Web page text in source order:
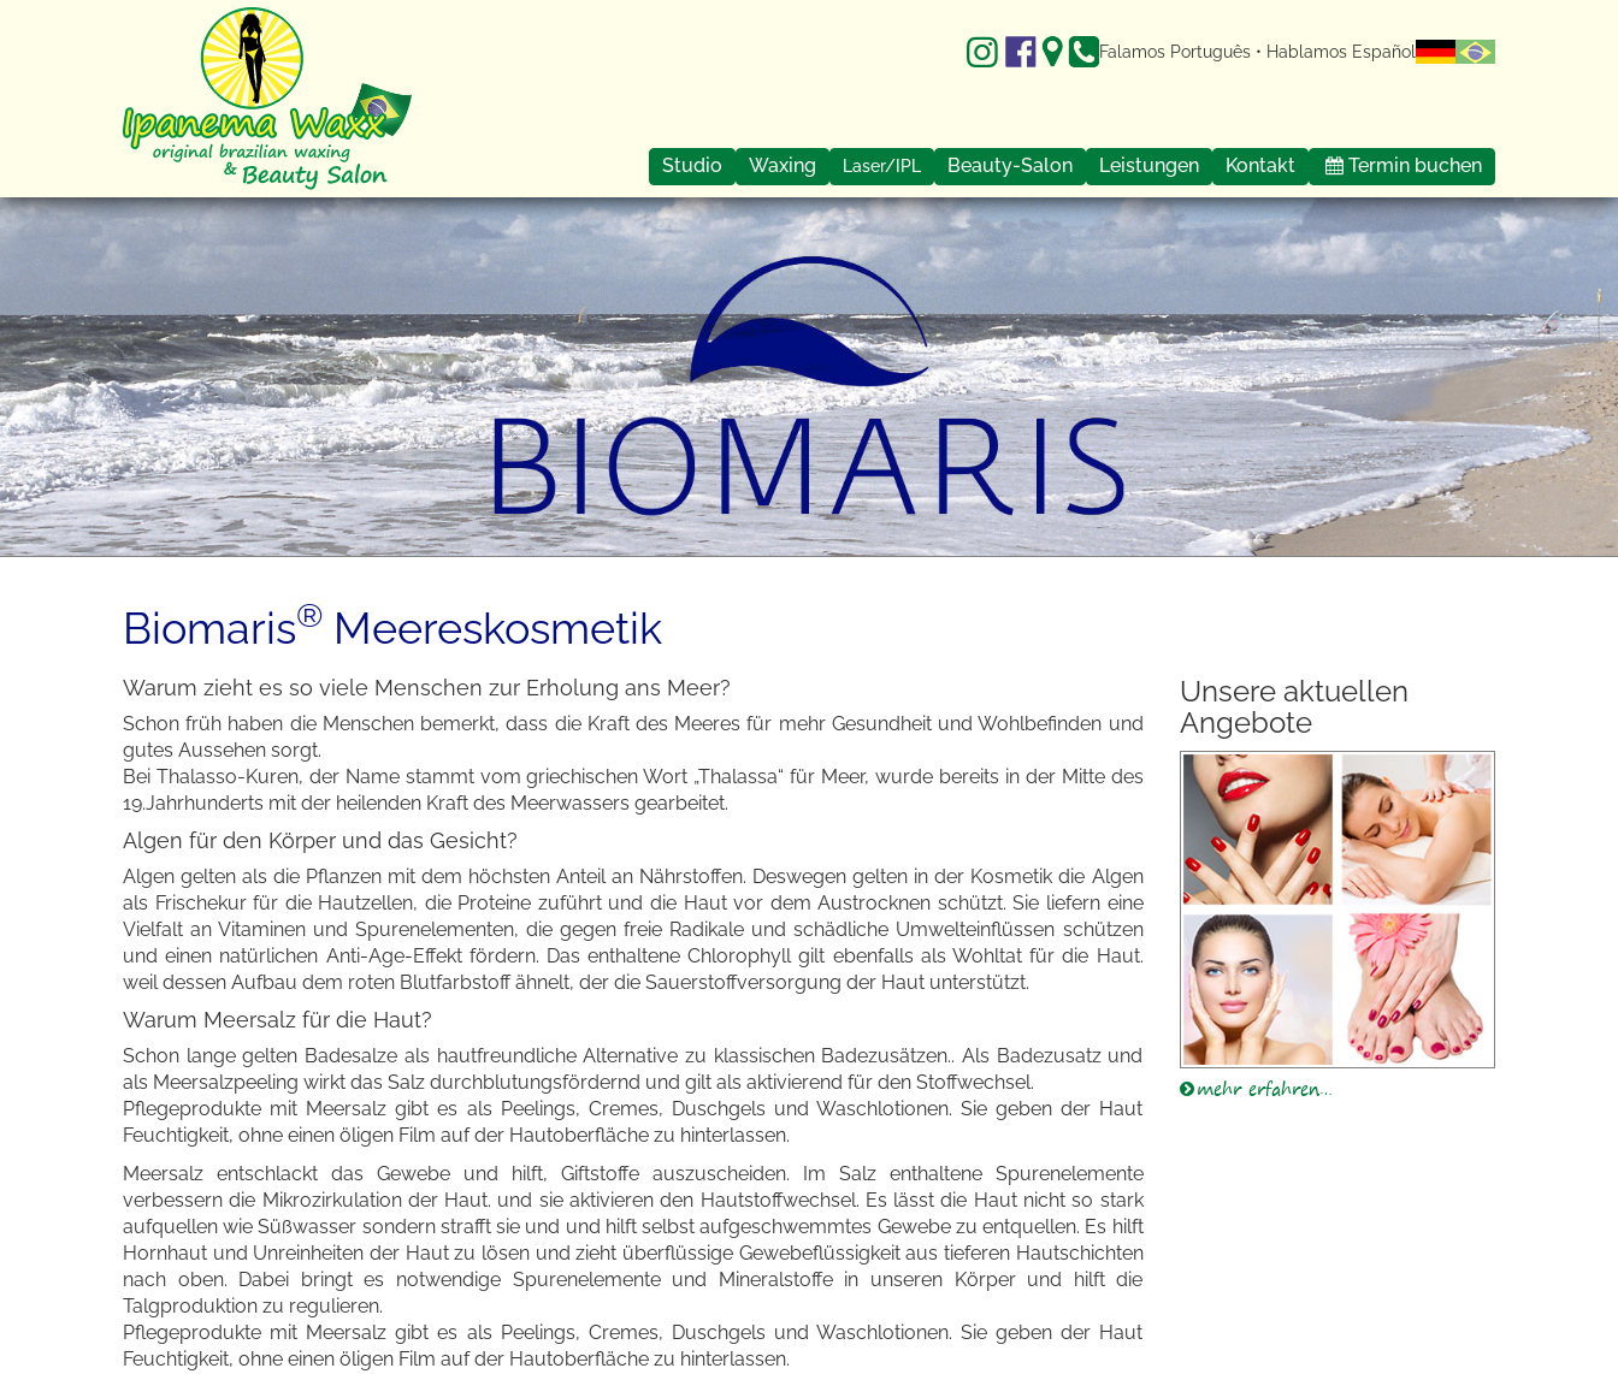
Studio
Bilder
About me
Jobs
Waxing
Brazilian Waxing
FAQ
Laser/IPL
Beauty-Salon
Kosmetik
Biomaris® Meereskosmetik
Leistungen
Preislisten
Kontakt
Kontakt
Impressum
Disclaimer
Termin buchen
Falamos Português • Hablamos Español
Biomaris® Meereskosmetik
Warum zieht es so viele Menschen zur Erholung ans Meer?
Schon früh haben die Menschen bemerkt, dass die Kraft des Meeres für mehr Gesundheit und Wohlbefinden und
gutes Aussehen sorgt.
Bei Thalasso-Kuren, der Name stammt vom griechischen Wort „Thalassa“ für Meer, wurde bereits in der Mitte des
19.Jahrhunderts mit der heilenden Kraft des Meerwassers gearbeitet.
Algen für den Körper und das Gesicht?
Algen gelten als die Pflanzen mit dem höchsten Anteil an Nährstoffen. Deswegen gelten in der Kosmetik die Algen
als Frischekur für die Hautzellen, die Proteine zuführt und die Haut vor dem Austrocknen schützt. Sie liefern eine
Vielfalt an Vitaminen und Spurenelementen, die gegen freie Radikale und schädliche Umwelteinflüssen schützen
und einen natürlichen Anti-Age-Effekt fördern. Das enthaltene Chlorophyll gilt ebenfalls als Wohltat für die Haut.
weil dessen Aufbau dem roten Blutfarbstoff ähnelt, der die Sauerstoffversorgung der Haut unterstützt.
Warum Meersalz für die Haut?
Schon lange gelten Badesalze als hautfreundliche Alternative zu klassischen Badezusätzen.. Als Badezusatz und
als Meersalzpeeling wirkt das Salz durchblutungsfördernd und gilt als aktivierend für den Stoffwechsel.
Pflegeprodukte mit Meersalz gibt es als Peelings, Cremes, Duschgels und Waschlotionen. Sie geben der Haut
Feuchtigkeit, ohne einen öligen Film auf der Hautoberfläche zu hinterlassen.
Meersalz entschlackt das Gewebe und hilft, Giftstoffe auszuscheiden. Im Salz enthaltene Spurenelemente
verbessern die Mikrozirkulation der Haut. und sie aktivieren den Hautstoffwechsel. Es lässt die Haut nicht so stark
aufquellen wie Süßwasser sondern strafft sie und und hilft selbst aufgeschwemmtes Gewebe zu entquellen. Es hilft
Hornhaut und Unreinheiten der Haut zu lösen und zieht überflüssige Gewebeflüssigkeit aus tieferen Hautschichten
nach oben. Dabei bringt es notwendige Spurenelemente und Mineralstoffe in unseren Körper und hilft die
Talgproduktion zu regulieren.
Pflegeprodukte mit Meersalz gibt es als Peelings, Cremes, Duschgels und Waschlotionen. Sie geben der Haut
Feuchtigkeit, ohne einen öligen Film auf der Hautoberfläche zu hinterlassen.
Unsere aktuellen
Angebote
mehr erfahren…